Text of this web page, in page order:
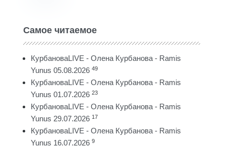
Самое читаемое
КурбановаLIVE - Олена Курбанова - Ramis
Yunus 05.08.2026 49
КурбановаLIVE - Олена Курбанова - Ramis
Yunus 01.07.2026 23
КурбановаLIVE - Олена Курбанова - Ramis
Yunus 29.07.2026 17
КурбановаLIVE - Олена Курбанова - Ramis
Yunus 16.07.2026 9